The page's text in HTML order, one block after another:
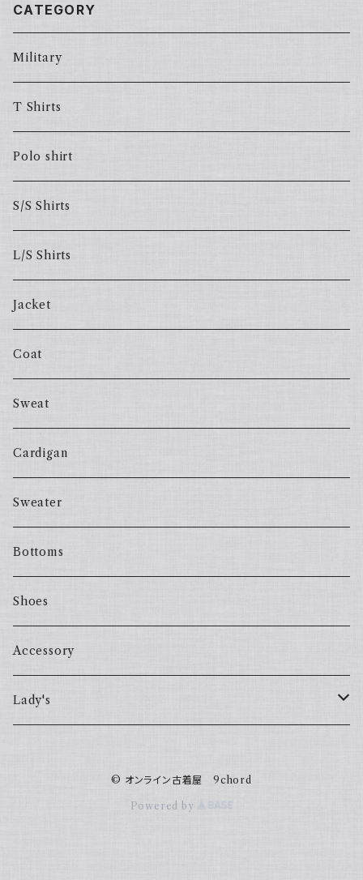
CATEGORY
Military
T Shirts
Polo shirt
S/S Shirts
L/S Shirts
Jacket
Coat
Sweat
Cardigan
Sweater
Bottoms
Shoes
Accessory
Lady's
© オンライン古着屋 9chord
Powered by